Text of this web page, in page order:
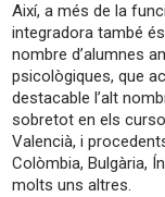
Així, a més de la
integradora també és
nombre d’alumnes
psicològiques, que
destacable l’alt
sobretot en els
Valencià, i
Colòmbia, Bulgària,
molts uns altres.